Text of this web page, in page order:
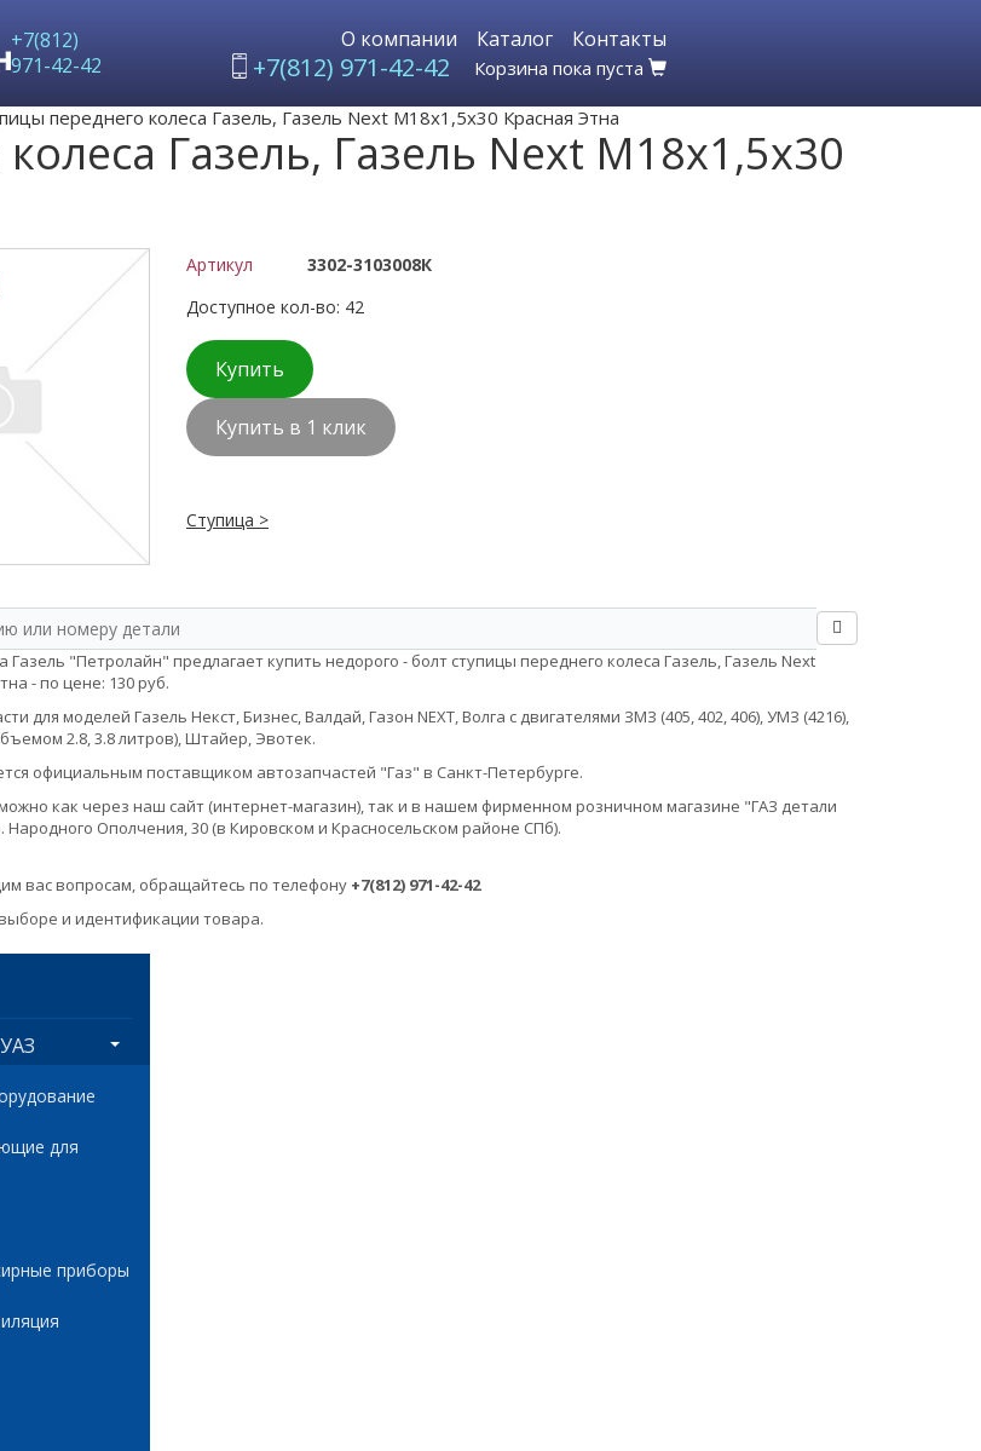
+7(812)
971-42-42
О компании Каталог Контакты
+7(812) 971-42-42 Корзина пока пуста
переднего колеса Газель, Газель Next М18х1,5х30 Красная Этна
Газель, Газель Next М18х1,5х30
Артикул
3302-3103008К
Доступное кол-во: 42
Купить
Купить в 1 клик
Ступица >
Газель "Петролайн" предлагает купить недорого - болт ступицы переднего колеса Газель, Газель Next
- по цене: 130 руб.
для моделей Газель Некст, Бизнес, Валдай, Газон NEXT, Волга с двигателями ЗМЗ (405, 402, 406), УМЗ (4216),
2.8, 3.8 литров), Штайер, Эвотек.
официальным поставщиком автозапчастей "Газ" в Санкт-Петербурге.
как через наш сайт (интернет-магазин), так и в нашем фирменном розничном магазине "ГАЗ детали
Ополчения, 30 (в Кировском и Красносельском районе СПб).
вас вопросам, обращайтесь по телефону +7(812) 971-42-42
и идентификации товара.
для
приборы